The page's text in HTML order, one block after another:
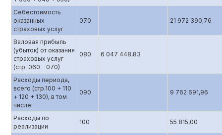
Себестоимость
оказанных
страховых услуг
070 21 972 390,76
Валовая прибыль
(убыток) от оказания
страховых услуг
(стр. 060 - 070)
080 6 047 448,83
Расходы периода,
всего (стр.100 + 110
+ 120 + 130), в том
числе:
090 9 762 691,96
Расходы по
реализации
100 55 815,00